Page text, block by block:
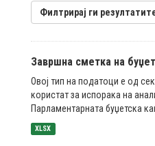
Филтрирај ги
Завршна сметка на
Овој тип на податоци е од
користат за испорака на
Парламентарната буџетска
XLSX